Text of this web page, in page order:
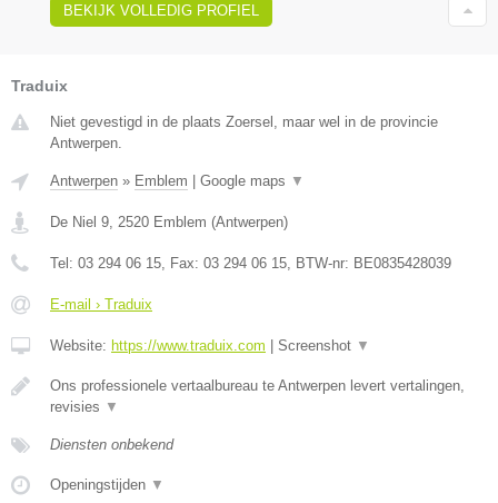
BEKIJK VOLLEDIG PROFIEL
Traduix
Niet gevestigd in de plaats Zoersel, maar wel in de provincie
Antwerpen.
Antwerpen » Emblem | Google maps ▼
De Niel 9 2520 Emblem (Antwerpen)
Tel: 03 294 06 15 , Fax: 03 294 06 15 , BTW-nr: BE0835428039
E-mail › Traduix
Website: https://www.traduix.com | Screenshot ▼
Ons professionele vertaalbureau te Antwerpen levert vertalingen,
revisies ▼
Diensten onbekend
Openingstijden ▼